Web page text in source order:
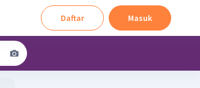
Daftar Masuk